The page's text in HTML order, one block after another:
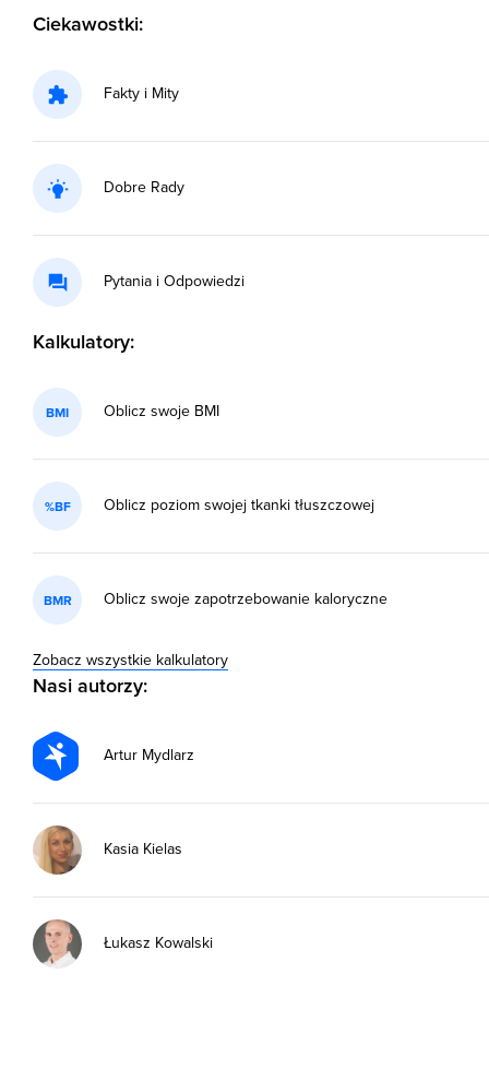
Ciekawostki:
Fakty i Mity
Dobre Rady
Pytania i Odpowiedzi
Kalkulatory:
BMI Oblicz swoje BMI
%BF Oblicz poziom swojej tkanki tłuszczowej
BMR Oblicz swoje zapotrzebowanie kaloryczne
Zobacz wszystkie kalkulatory
Nasi autorzy:
Artur Mydlarz
Kasia Kielas
Łukasz Kowalski